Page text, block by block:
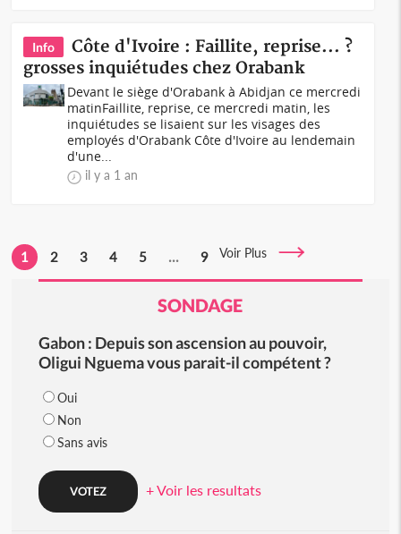
Info
Côte d'Ivoire : Faillite, reprise... ?
grosses inquiétudes chez Orabank
Devant le siège d'Orabank à Abidjan ce mercredi
matinFaillite, reprise, ce mercredi matin, les
inquiétudes se lisaient sur les visages des
employés d'Orabank Côte d'Ivoire au lendemain
d'une...
il y a 1 an
1 2 3 4 5 ... 9 Voir Plus
SONDAGE
Gabon : Depuis son ascension au pouvoir,
Oligui Nguema vous parait-il compétent ?
Oui
Non
Sans avis
+ Voir les resultats